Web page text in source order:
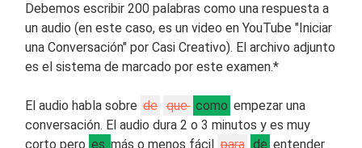
Debemos escribir 200 palabras como una respuesta a
un audio (en este caso, es un video en YouTube "Iniciar
una Conversación" por Casi Creativo). El archivo adjunto
es el sistema de marcado por este examen.*
El audio habla sobre de que como empezar una
conversación. El audio dura 2 o 3 minutos y es muy
corto pero es más o menos fácil para de entender